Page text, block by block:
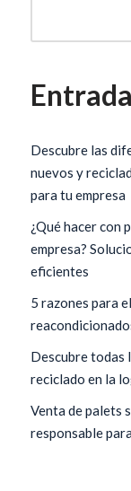
Descubre las
nuevos y
para tu empresa
¿Qué hacer con
empresa?
eficientes
5 razones para
Descubre todas
reciclado en la
Venta de palets
responsable